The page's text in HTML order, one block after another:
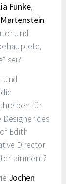
Funke,
und
sei?
und
für
Designer des
Edith
Director
Jochen